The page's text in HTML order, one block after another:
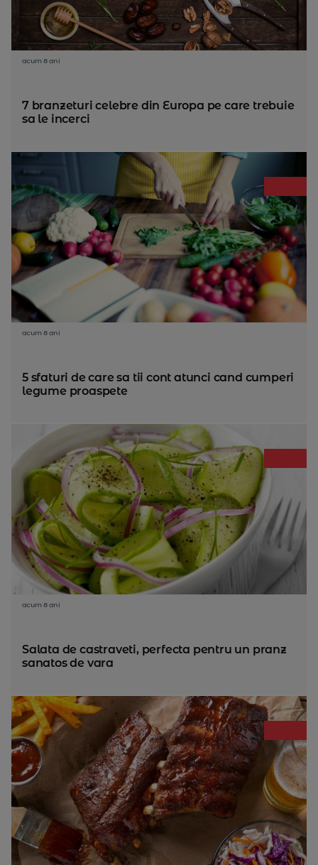
acum 8 ani
7 branzeturi celebre din Europa pe care trebuie
sa le incerci
acum 8 ani
5 sfaturi de care sa tii cont atunci cand cumperi
legume proaspete
acum 8 ani
Salata de castraveti, perfecta pentru un pranz
sanatos de vara